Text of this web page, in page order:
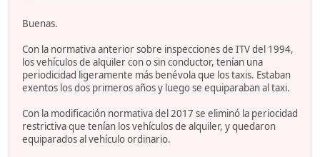
Buenas.
Con la normativa anterior sobre inspecciones de ITV del 1994,
los vehículos de alquiler con o sin conductor, tenían una
periodicidad ligeramente más benévola que los taxis. Estaban
exentos los dos primeros años y luego se equiparaban al taxi.
Con la modificación normativa del 2017 se eliminó la periocidad
restrictiva que tenían los vehículos de alquiler, y quedaron
equiparados al vehículo ordinario.